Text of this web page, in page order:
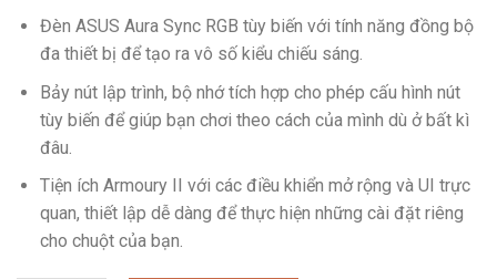
Đèn ASUS Aura Sync RGB tùy biến với tính năng đồng bộ
đa thiết bị để tạo ra vô số kiểu chiếu sáng.
Bảy nút lập trình, bộ nhớ tích hợp cho phép cấu hình nút
tùy biến để giúp bạn chơi theo cách của mình dù ở bất kì
đâu.
Tiện ích Armoury II với các điều khiển mở rộng và UI trực
quan, thiết lập dễ dàng để thực hiện những cài đặt riêng
cho chuột của bạn.